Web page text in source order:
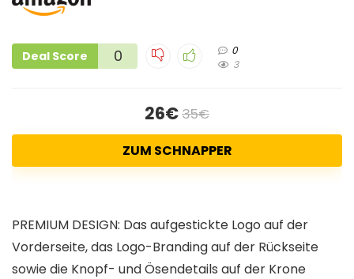
Deal Score 0
0
3
26€35€
ZUM SCHNAPPER
PREMIUM DESIGN: Das aufgestickte Logo auf der
Vorderseite, das Logo-Branding auf der Rückseite
sowie die Knopf- und Ösendetails auf der Krone